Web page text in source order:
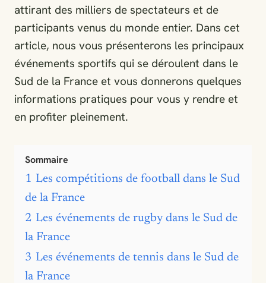
attirant des milliers de spectateurs et de
participants venus du monde entier. Dans cet
article, nous vous présenterons les principaux
événements sportifs qui se déroulent dans le
Sud de la France et vous donnerons quelques
informations pratiques pour vous y rendre et
en profiter pleinement.
Sommaire
1 Les compétitions de football dans le Sud
de la France
2 Les événements de rugby dans le Sud de
la France
3 Les événements de tennis dans le Sud de
la France